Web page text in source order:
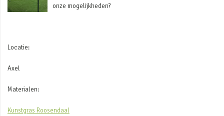
onze mogelijkheden?
Locatie:
Axel
Materialen:
Kunstgras Roosendaal